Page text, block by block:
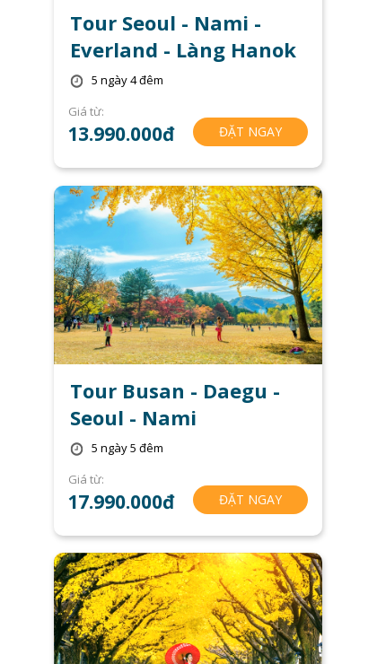
Tour Seoul - Nami -
Everland - Làng Hanok
Giá từ:
13.990.000đ ĐẶT NGAY
5 ngày 4 đêm
Tour Busan - Daegu -
Seoul - Nami
Giá từ:
17.990.000đ ĐẶT NGAY
5 ngày 5 đêm